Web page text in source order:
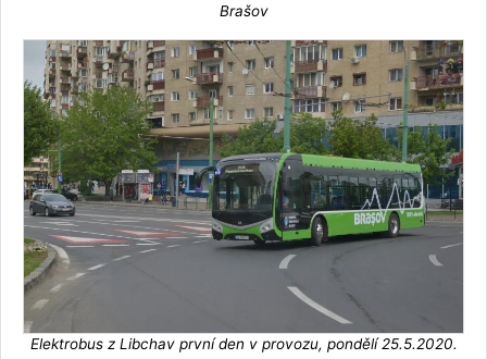
Brašov
Elektrobus z Libchav první den v provozu, pondělí 25.5.2020.